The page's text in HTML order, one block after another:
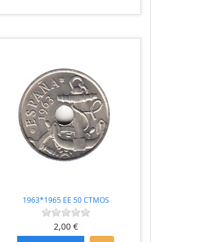
1963*1965 EE 50 CTMOS
2,00 €